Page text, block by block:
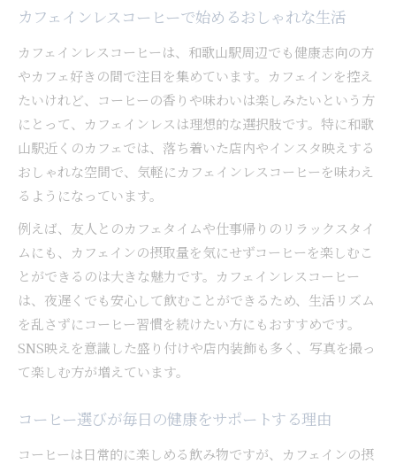
カフェインレスコーヒーで始めるおしゃれな生活
カフェインレスコーヒーは、和歌山駅周辺でも健康志向の方
やカフェ好きの間で注目を集めています。カフェインを控え
たいけれど、コーヒーの香りや味わいは楽しみたいという方
にとって、カフェインレスは理想的な選択肢です。特に和歌
山駅近くのカフェでは、落ち着いた店内やインスタ映えする
おしゃれな空間で、気軽にカフェインレスコーヒーを味わえ
るようになっています。
例えば、友人とのカフェタイムや仕事帰りのリラックスタイ
ムにも、カフェインの摂取量を気にせずコーヒーを楽しむこ
とができるのは大きな魅力です。カフェインレスコーヒー
は、夜遅くでも安心して飲むことができるため、生活リズム
を乱さずにコーヒー習慣を続けたい方にもおすすめです。
SNS映えを意識した盛り付けや店内装飾も多く、写真を撮っ
て楽しむ方が増えています。
コーヒー選びが毎日の健康をサポートする理由
コーヒーは日常的に楽しめる飲み物ですが、カフェインの摂